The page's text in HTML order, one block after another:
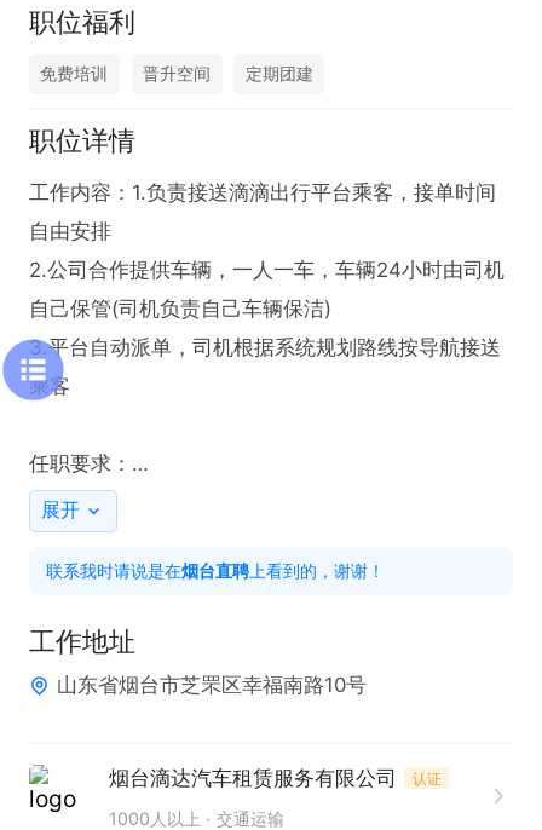
职位福利
免费培训 晋升空间 定期团建
职位详情
工作内容：1.负责接送滴滴出行平台乘客，接单时间
自由安排
2.公司合作提供车辆，一人一车，车辆24小时由司机
自己保管(司机负责自己车辆保洁)
3.平台自动派单，司机根据系统规划路线按导航接送
乘客
任职要求：
1、年龄22-65周岁
3、无交通肇事犯罪、危险驾驶等犯罪记录
5、最近连续3个计分周期未计满12分
每天上线接单时间司机自行安排，自由无限制
展开
联系我时请说是在烟台直聘 上看到的，谢谢！
工作地址
山东省烟台市芝罘区幸福南路10号
烟台滴达汽车租赁服务有限公司 认证
1000人以上 交通运输